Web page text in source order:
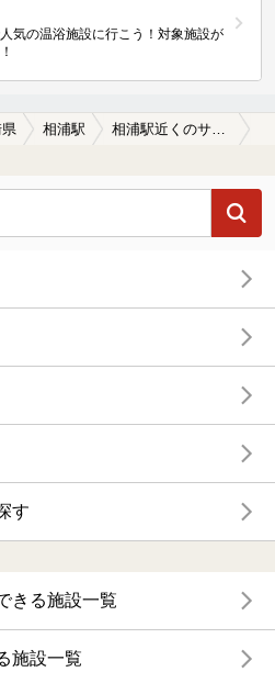
気の温浴施設に行こう！対象施設が
相浦駅 相浦駅近くのサウナ施設おすすめ(2026年版)
す
きる施設一覧
施設一覧